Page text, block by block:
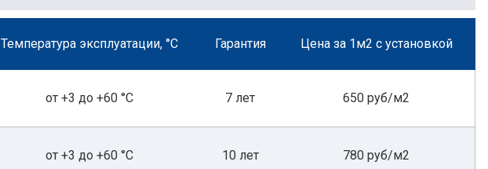
Температура эксплуатации, °С Гарантия Цена за 1м2 с установкой
от +3 до +60 °С 7 лет 650 руб/м2
от +3 до +60 °С 10 лет 780 руб/м2